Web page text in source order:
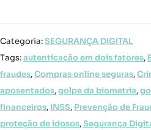
Categoria:SEGURANÇA DIGITAL
Tags:autenticação em dois fatores,
fraudes,Compras online seguras,
aposentados,golpe da biometria,
financeiros, INSS, Prevenção de
proteção de idosos,Segurança